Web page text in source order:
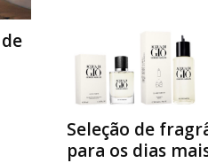
Seleção de
para os dias